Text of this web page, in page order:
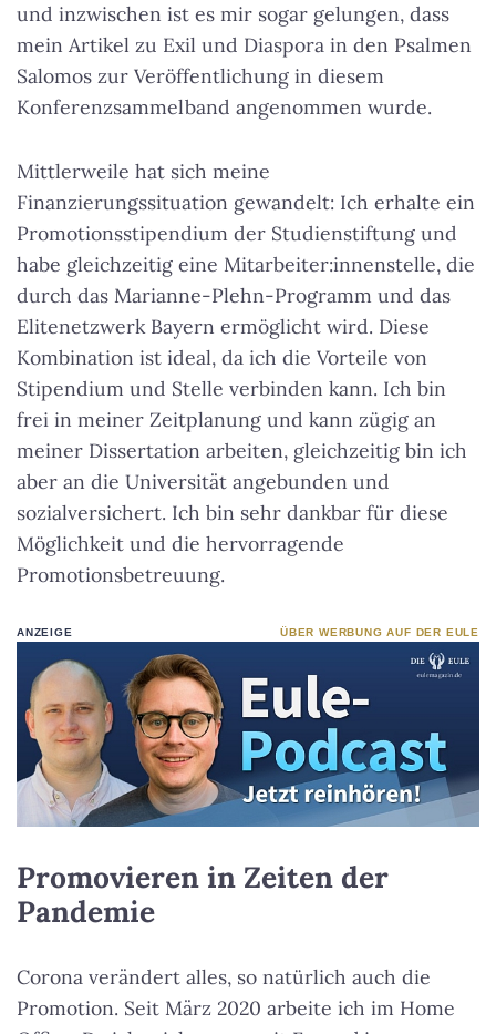
und inzwischen ist es mir sogar gelungen, dass
mein Artikel zu Exil und Diaspora in den Psalmen
Salomos zur Veröffentlichung in diesem
Konferenzsammelband angenommen wurde.
Mittlerweile hat sich meine
Finanzierungssituation gewandelt: Ich erhalte ein
Promotionsstipendium der Studienstiftung und
habe gleichzeitig eine Mitarbeiter:innenstelle, die
durch das Marianne-Plehn-Programm und das
Elitenetzwerk Bayern ermöglicht wird. Diese
Kombination ist ideal, da ich die Vorteile von
Stipendium und Stelle verbinden kann. Ich bin
frei in meiner Zeitplanung und kann zügig an
meiner Dissertation arbeiten, gleichzeitig bin ich
aber an die Universität angebunden und
sozialversichert. Ich bin sehr dankbar für diese
Möglichkeit und die hervorragende
Promotionsbetreuung.
ANZEIGE ÜBER WERBUNG AUF DER EULE
Promovieren in Zeiten der
Pandemie
Corona verändert alles, so natürlich auch die
Promotion. Seit März 2020 arbeite ich im Home